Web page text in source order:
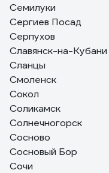
Семилуки
Сергиев Посад
Серпухов
Славянск-на-Кубани
Сланцы
Смоленск
Сокол
Соликамск
Солнечногорск
Сосново
Сосновый Бор
Сочи